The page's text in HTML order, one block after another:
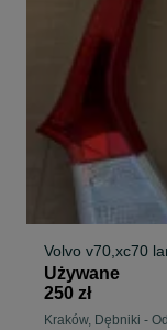
Volvo v70,xc70
Używane
250 zł
Kraków, Dębniki -